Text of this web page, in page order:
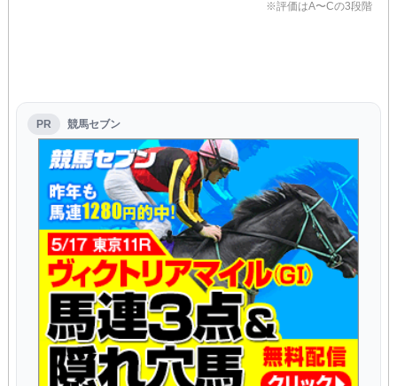
※評価はA〜Cの3段階
PR 競馬セブン